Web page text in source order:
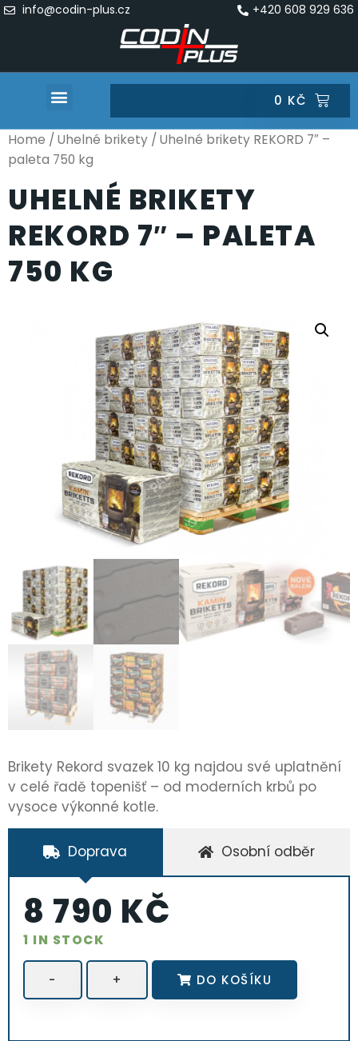
+420 608 929 636
info@codin-plus.cz
0 KČ
Home / Uhelné brikety / Uhelné brikety REKORD 7″ –
paleta 750 kg
UHELNÉ BRIKETY
REKORD 7″ – PALETA
750 KG
Brikety Rekord svazek 10 kg najdou své uplatnění
v celé řadě topenišť – od moderních krbů po
vysoce výkonné kotle.
Doprava Osobní odběr
8 790 KČ
1 IN STOCK
- + DO KOŠÍKU